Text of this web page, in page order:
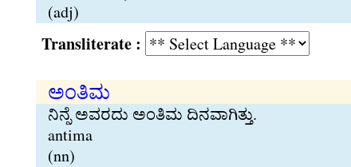
(adj)
Transliterate :
ಅಂತಿಮ
ನಿನ್ನೆ ಅವರದು ಅಂತಿಮ ದಿನವಾಗಿತ್ತು.
antima
(nn)